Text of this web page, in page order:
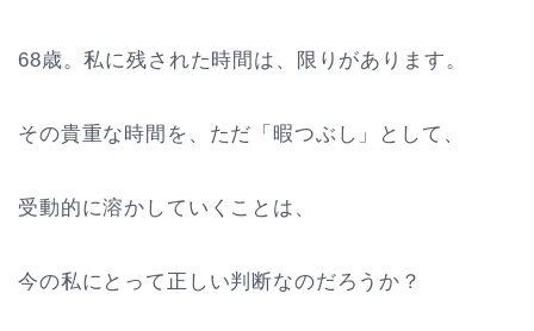
68歳。私に残された時間は、限りがあります。
その貴重な時間を、ただ「暇つぶし」として、
受動的に溶かしていくことは、
今の私にとって正しい判断なのだろうか？